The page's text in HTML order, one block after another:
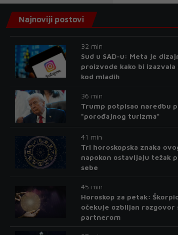
Najnoviji postovi
32 min
Sud u SAD-u: Meta je
proizvode kako bi izazvala
kod mladih
36 min
Trump potpisao naredbu
"porođajnog turizma"
41 min
Tri horoskopska znaka
napokon ostavljaju težak
sebe
45 min
Horoskop za petak:
očekuje ozbiljan razgovor
partnerom